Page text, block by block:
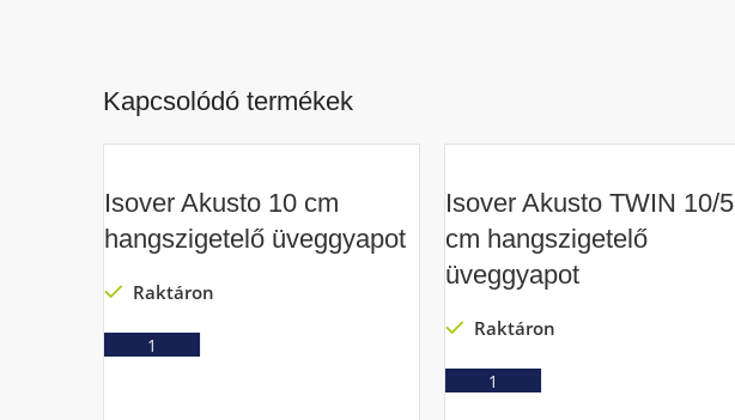
Kapcsolódó termékek
Isover Akusto 10 cm
hangszigetelő üveggyapot
Raktáron
Isover Akusto TWIN 10/5
cm hangszigetelő
üveggyapot
Raktáron